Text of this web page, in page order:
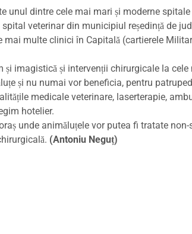
unul dintre cele mai mari și moderne spitale
veterinar din municipiul reședință de
mai multe clinici în Capitală (cartierele
și imagistică și intervenții chirurgicale la cele
și nu numai vor beneficia, pentru
medicale veterinare, laserterapie,
hotelier.
unde animăluțele vor putea fi tratate non-
(Antoniu Neguț)